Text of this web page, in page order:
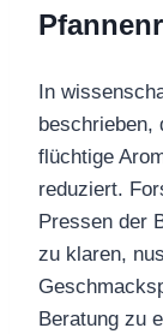
In
beschrieben,
flüchtige
reduziert.
Pressen der
zu klaren,
Beratung zu